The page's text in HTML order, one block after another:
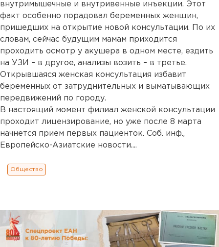
внутримышечные и внутривенные инъекции. Этот
факт особенно порадовал беременных женщин,
пришедших на открытие новой консультации. По их
словам, сейчас будущим мамам приходится
проходить осмотр у акушера в одном месте, ездить
на УЗИ – в другое, анализы возить – в третье.
Открывшаяся женская консультация избавит
беременных от затруднительных и выматывающих
передвижений по городу.
В настоящий момент филиал женской консультации
проходит лицензирование, но уже после 8 марта
начнется прием первых пациенток. Соб. инф.,
Европейско-Азиатские новости....
Общество